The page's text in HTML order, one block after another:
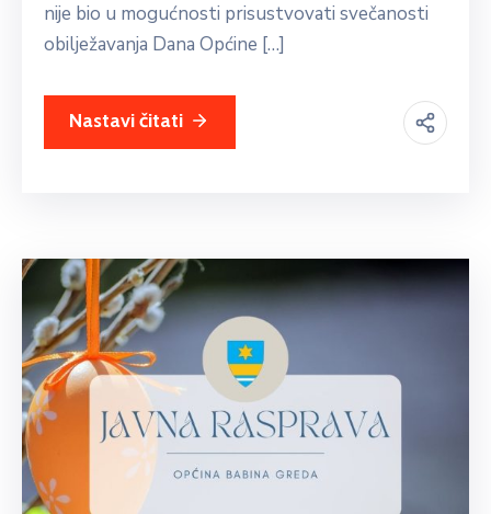
nije bio u mogućnosti prisustvovati svečanosti
obilježavanja Dana Općine […]
Nastavi čitati